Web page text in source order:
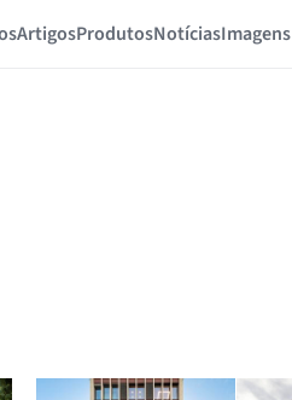
ArtigosProdutosNotíciasImagens